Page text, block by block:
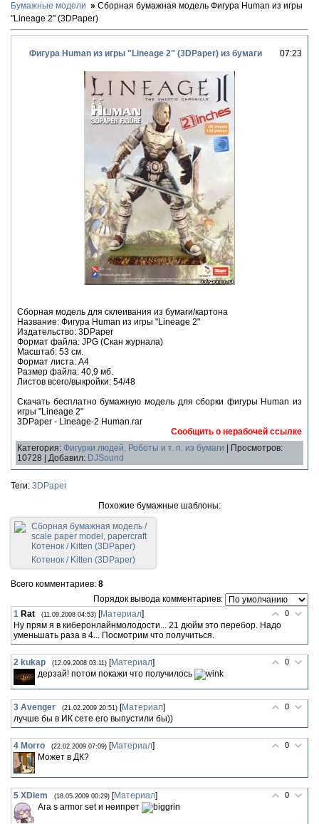
Бумажные модели
Сборная бумажная модель Фигура Human из игры
"Lineage 2" (3DPaper)
Фигура Human из игры "Lineage 2" (3DPaper) из бумаги 07:23
Сборная модель для склеивания из бумаги/картона
Название: Фигура Human из игры "Lineage 2"
Издательство: 3DPaper
Формат файла: JPG (Скан журнала)
Масштаб: 53 см.
Формат листа: А4
Размер файла: 40,9 мб.
Листов всего/выкройки: 54/48
Скачать бесплатно бумажную модель для сборки фигуры Human из
игры "Lineage 2"
3DPaper - Lineage-2 Human.rar
Сообщить о нерабочей ссылке
Категория: Фигурки людей, Роботы и т. п. из бумаги | Просмотров:
10728 | Добавил: DJSound
Теги: 3DPaper
Похожие бумажные шаблоны:
Котенок / Kitten (3DPaper)
Всего комментариев: 8
Порядок вывода комментариев:
0
1 Rat (11.09.2008 04:53) [Материал]
Ну прям я в киберонлайнмолодости... 21 дюйм это перебор. Надо
уменьшать раза в 4... Посмотрим что получиться.
0
2 kukap (12.09.2008 03:11) [Материал]
дерзай! потом покажи что получилось
0
3 Avenger (21.02.2009 20:51) [Материал]
лучше бы в ИК сете его выпустили бы))
0
4 Morro (22.02.2009 07:09) [Материал]
Может в ДК?
0
5 XDiem (18.05.2009 00:29) [Материал]
Ага s armor set и неипрет